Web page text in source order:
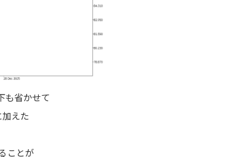
も省かせて
えた
ことが